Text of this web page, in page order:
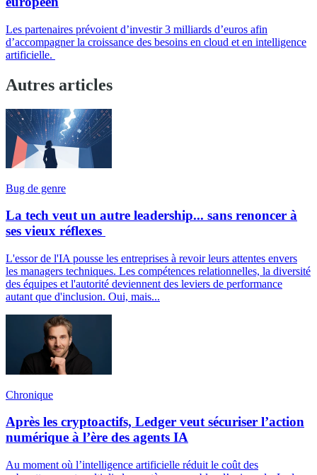
Les partenaires prévoient d’investir 3 milliards d’euros afin
d’accompagner la croissance des besoins en cloud et en intelligence
artificielle.
Autres articles
Bug de genre
La tech veut un autre leadership... sans renoncer à
ses vieux réflexes
L'essor de l'IA pousse les entreprises à revoir leurs attentes envers
les managers techniques. Les compétences relationnelles, la diversité
des équipes et l'autorité deviennent des leviers de performance
autant que d'inclusion. Oui, mais...
Chronique
Après les cryptoactifs, Ledger veut sécuriser l’action
numérique à l’ère des agents IA
Au moment où l’intelligence artificielle réduit le coût des